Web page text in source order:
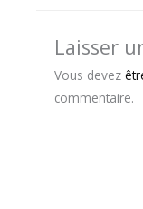
Laisser
Vous devez
commentaire.